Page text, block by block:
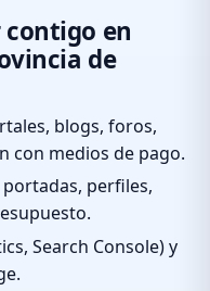
en
de
blogs, foros,
con medios de pago.
perfiles,
Search Console) y